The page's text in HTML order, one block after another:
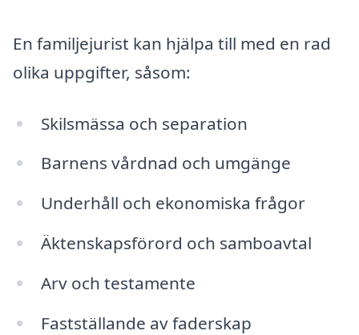
En familjejurist kan hjälpa till med en rad
olika uppgifter, såsom:
Skilsmässa och separation
Barnens vårdnad och umgänge
Underhåll och ekonomiska frågor
Äktenskapsförord och samboavtal
Arv och testamente
Fastställande av faderskap